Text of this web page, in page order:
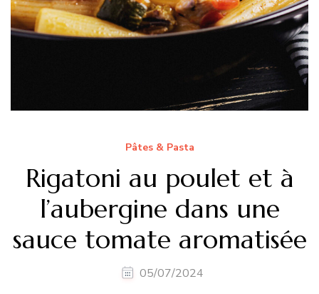
Pâtes & Pasta
Rigatoni au poulet et à
l’aubergine dans une
sauce tomate aromatisée
05/07/2024